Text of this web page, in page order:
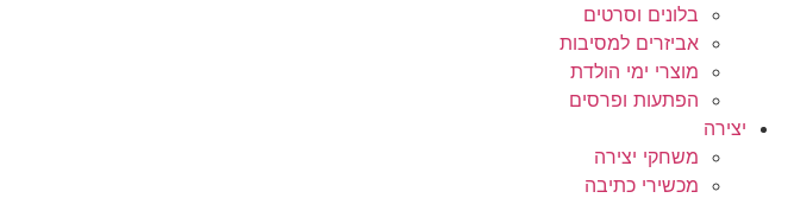
בלונים וסרטים
אביזרים למסיבות
מוצרי ימי הולדת
הפתעות ופרסים
יצירה
משחקי יצירה
מכשירי כתיבה